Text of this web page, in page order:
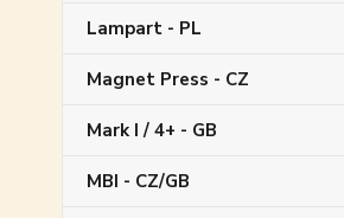
Lampart - PL
Magnet Press - CZ
Mark I / 4+ - GB
MBI - CZ/GB